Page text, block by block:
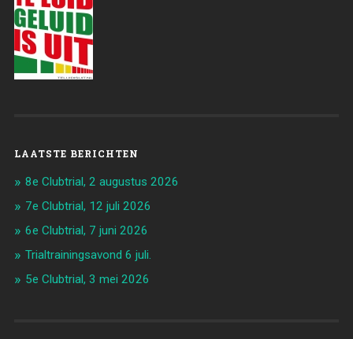
LAATSTE BERICHTEN
8e Clubtrial, 2 augustus 2026
7e Clubtrial, 12 juli 2026
6e Clubtrial, 7 juni 2026
Trialtrainingsavond 6 juli.
5e Clubtrial, 3 mei 2026